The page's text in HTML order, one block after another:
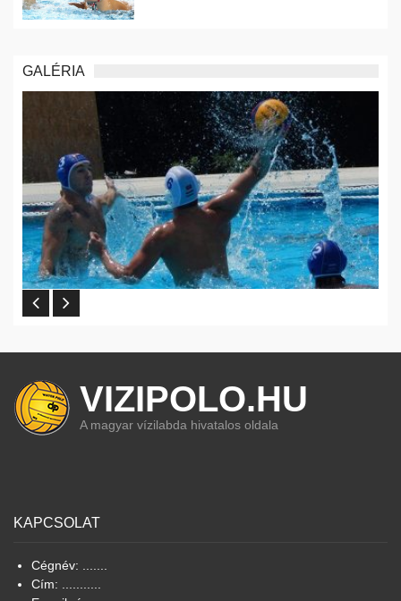
GALÉRIA
VIZIPOLO.HU
A magyar vízilabda hivatalos oldala
KAPCSOLAT
Cégnév: .......
Cím: ...........